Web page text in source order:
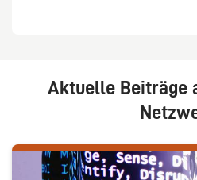
Aktuelle Beiträge